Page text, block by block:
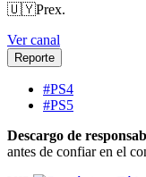
🇺🇾Prex.
Ver canal
Reporte
#PS4
#PS5
Descargo de
antes de confiar en el